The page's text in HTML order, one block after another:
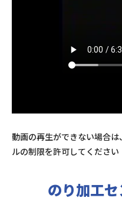
動画の再生ができない場合
ルの制限を許可してください
のり加工